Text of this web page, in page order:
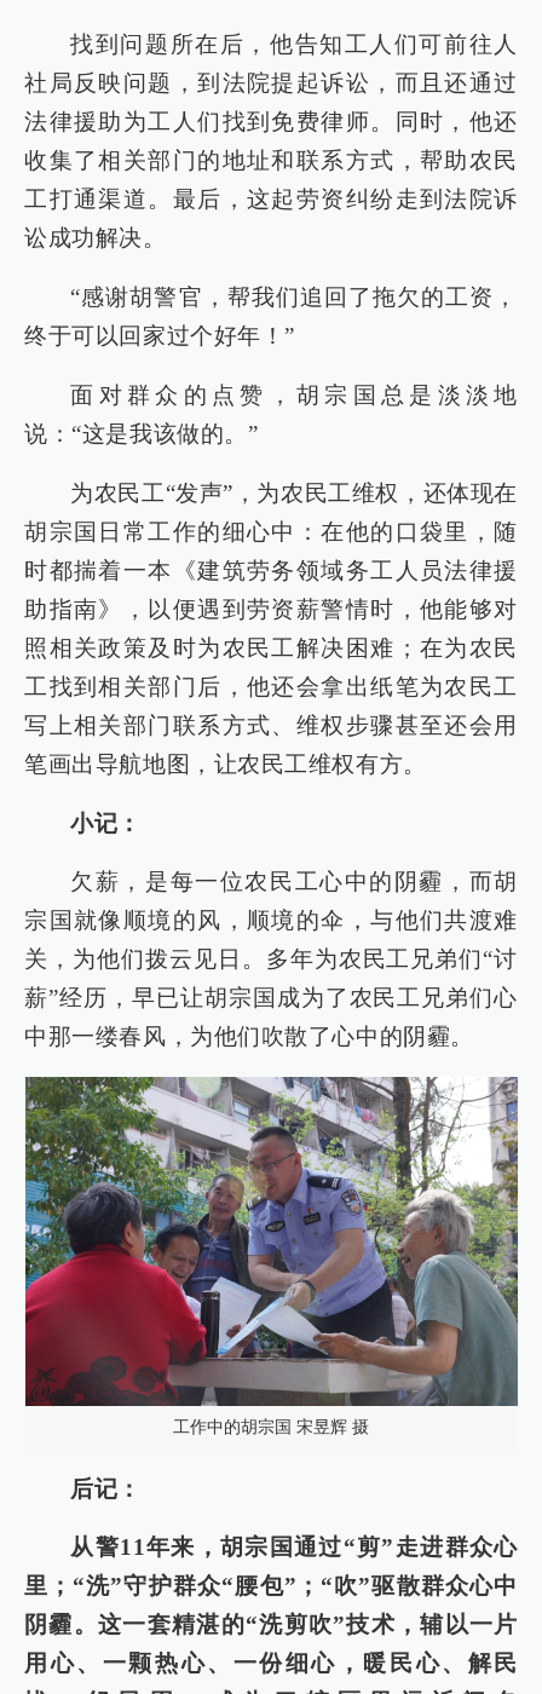
找到问题所在后，他告知工人们可前往人
社局反映问题，到法院提起诉讼，而且还通过
法律援助为工人们找到免费律师。同时，他还
收集了相关部门的地址和联系方式，帮助农民
工打通渠道。最后，这起劳资纠纷走到法院诉
讼成功解决。
“感谢胡警官，帮我们追回了拖欠的工资，
终于可以回家过个好年！”
面对群众的点赞，胡宗国总是淡淡地
说：“这是我该做的。”
为农民工“发声”，为农民工维权，还体现在
胡宗国日常工作的细心中：在他的口袋里，随
时都揣着一本《建筑劳务领域务工人员法律援
助指南》，以便遇到劳资薪警情时，他能够对
照相关政策及时为农民工解决困难；在为农民
工找到相关部门后，他还会拿出纸笔为农民工
写上相关部门联系方式、维权步骤甚至还会用
笔画出导航地图，让农民工维权有方。
小记：
欠薪，是每一位农民工心中的阴霾，而胡
宗国就像顺境的风，顺境的伞，与他们共渡难
关，为他们拨云见日。多年为农民工兄弟们“讨
薪”经历，早已让胡宗国成为了农民工兄弟们心
中那一缕春风，为他们吹散了心中的阴霾。
工作中的胡宗国 宋昱辉 摄
后记：
从警11年来，胡宗国通过“剪”走进群众心
里；“洗”守护群众“腰包”；“吹”驱散群众心中
阴霾。这一套精湛的“洗剪吹”技术，辅以一片
用心、一颗热心、一份细心，暖民心、解民